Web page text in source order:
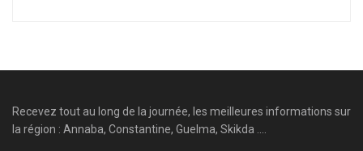
Recevez tout au long de la journée, les meilleures informations sur
la région : Annaba, Constantine, Guelma, Skikda ....